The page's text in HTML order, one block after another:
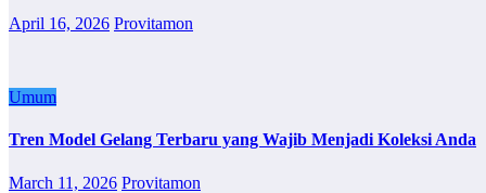
April 16, 2026 Provitamon
Umum
Tren Model Gelang Terbaru yang Wajib Menjadi Koleksi Anda
March 11, 2026 Provitamon